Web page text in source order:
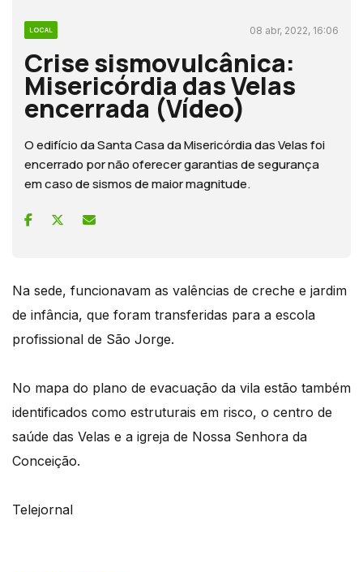
LOCAL 08 abr, 2022, 16:06
Crise sismovulcânica:
Misericórdia das Velas
encerrada (Vídeo)
O edifício da Santa Casa da Misericórdia das Velas foi
encerrado por não oferecer garantias de segurança
em caso de sismos de maior magnitude.
Na sede, funcionavam as valências de creche e jardim
de infância, que foram transferidas para a escola
profissional de São Jorge.
No mapa do plano de evacuação da vila estão também
identificados como estruturais em risco, o centro de
saúde das Velas e a igreja de Nossa Senhora da
Conceição.
Telejornal